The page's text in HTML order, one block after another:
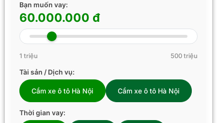
Bạn muốn vay:
60.000.000 đ
1 triệu 500 triệu
Tài sản / Dịch vụ:
Cầm xe ô tô Hà Nội Cầm xe ô tô Hà Nội
Thời gian vay: